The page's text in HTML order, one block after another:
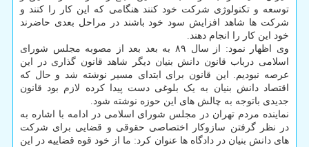
توسعه و تکنولوژی شرکت خود کنند هنگامی که این کار را کنند و
شرکت ها شاهد افزایش سود خود باشند در مراحل بعدی حاضرند
خود این کار را انجام دهند.
وی اظهار نمود: از سال ۸۹ به بعد بعد از مصوبه مجلس شورای
اسلامی درباب قانون دانش بنیان دیگر شاهد قانون گذاری در این
عرصه نبودیم. این قانون برای ابتدای مسیر نوشته شد و حال که
اقتصاد دانش بنیان به یک بلوغی دست پیدا کرده لازم بود قانون
جدیدی باتوجه به چالش های این حوزه نوشته شود.
نماینده مردم تهران در مجلس شورای اسلامی در ادامه با اشاره به
در نظر گرفتن سازوکار اختصاصی حقوقی و قضایی برای شرکت
های دانش بنیان در دادگاه ها عنوان کرد: ما از خود قوه قضاییه در این